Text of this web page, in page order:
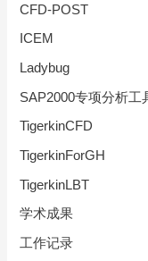
CFD-POST
ICEM
Ladybug
SAP2000专项分析工
TigerkinCFD
TigerkinForGH
TigerkinLBT
学术成果
工作记录